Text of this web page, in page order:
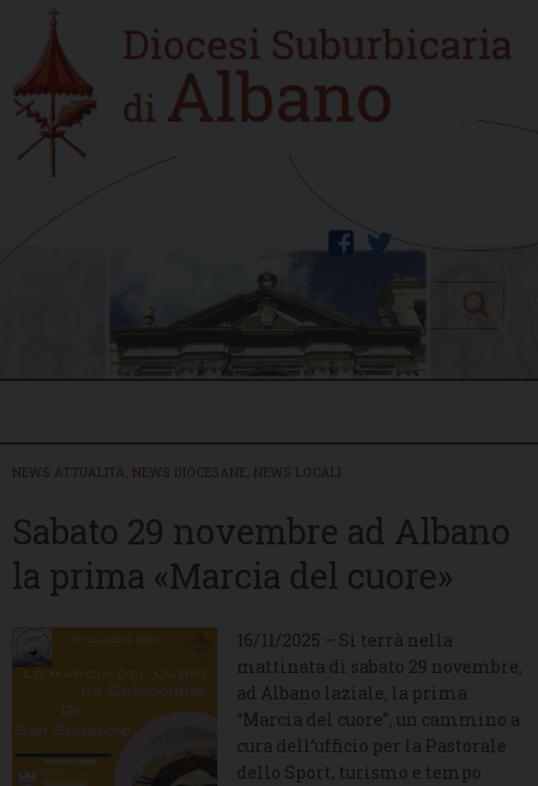
content
Home
new
twitter
facebook
Search
NEWS ATTUALITÀ NEWS DIOCESANE NEWS LOCALI
Sabato 29 novembre ad Albano
la prima «Marcia del cuore»
16/11/2025 – Si terrà nella
mattinata di sabato 29 novembre,
ad Albano laziale, la prima
“Marcia del cuore”, un cammino a
cura dell’ufficio per la Pastorale
dello Sport, turismo e tempo